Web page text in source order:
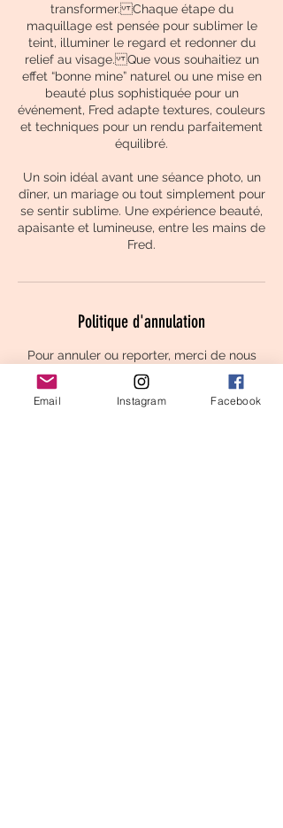
transformer. Chaque étape du
maquillage est pensée pour sublimer le
teint, illuminer le regard et redonner du
relief au visage. Que vous souhaitiez un
effet “bonne mine” naturel ou une mise en
beauté plus sophistiquée pour un
événement, Fred adapte textures, couleurs
et techniques pour un rendu parfaitement
équilibré.
Un soin idéal avant une séance photo, un
dîner, un mariage ou tout simplement pour
se sentir sublime. Une expérience beauté,
apaisante et lumineuse, entre les mains de
Politique d'annulation
Pour annuler ou reporter, merci de nous
prévenir au moins 24h à l'avance
Email Instagram Facebook